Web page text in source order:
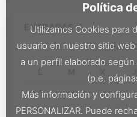
ENTRADAS
Política
Utilizamos Cookies para
usuario en nuestro sitio
a un perfil elaborado
(p.e.
Más información y
PERSONALIZAR. Puede